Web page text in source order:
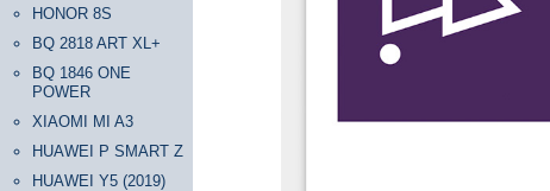
HONOR 8S
BQ 2818 ART XL+
BQ 1846 ONE
POWER
XIAOMI MI A3
HUAWEI P SMART Z
HUAWEI Y5 (2019)